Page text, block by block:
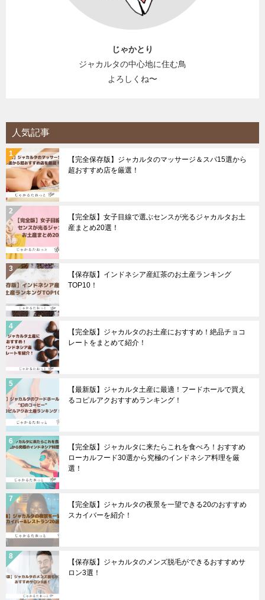
じゃかとり
ジャカルタの中心地に住む鳥
よろしくね〜
人気記事
【完全保存版】ジャカルタのマッサージ＆スパ15選から
超おすすめ店を厳選！
【完全版】女子目線で選ぶセンスが光るジャカルタお土
産まとめ20選！
【保存版】インドネシア産紅茶のお土産ランキング
TOP10！
【完全版】ジャカルタのお土産におすすめ！絶品チョコ
レートをまとめて紹介！
【最新版】ジャカルタ土産に最適！フードホールで買え
るコピルアクおすすめランキング！
【完全版】ジャカルタに来たらこれを食べろ！おすすめ
ローカルフード30選から究極のインドネシア料理を厳
選！
【完全版】ジャカルタの夜景を一望できる20のおすすめ
スカイバーを紹介！
【保存版】ジャカルタのメンズ脱毛ができるおすすめサ
ロン3選！